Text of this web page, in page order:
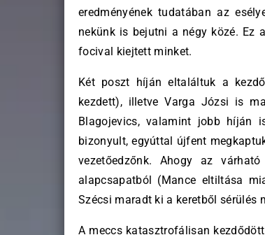
eredményének tudatában az
nekünk is bejutni a négy közé. Ez
focival kiejtett minket.
Két poszt híján eltaláltuk a
kezdett), illetve Varga Józsi is
Blagojevics, valamint jobb híján
bizonyult, egyúttal újfent
vezetőedzőnk. Ahogy az
alapcsapatból (Mance eltiltása
Szécsi maradt ki a keretből sérülés
A meccs katasztrofálisan